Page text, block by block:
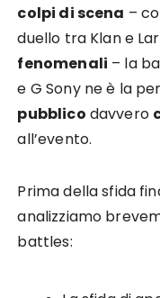
colpi di scena –
duello tra Klan e
fenomenali – la
e G Sony ne è la
pubblico davvero
all’evento.
Prima della sfida
analizziamo
battles: